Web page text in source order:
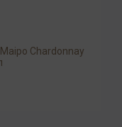
Chardonnay